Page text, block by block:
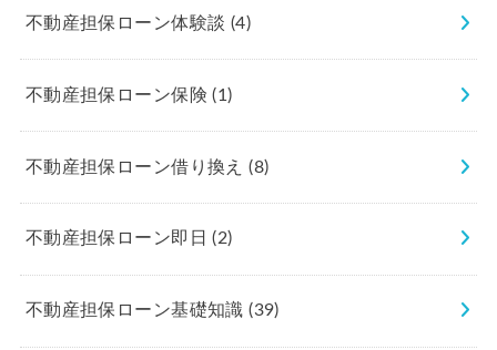
不動産担保ローン体験談 (4)
不動産担保ローン保険(1)
不動産担保ローン借り換え(8)
不動産担保ローン即日(2)
不動産担保ローン基礎知識(39)